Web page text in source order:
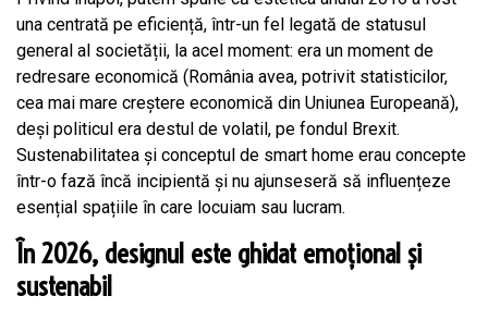
una centrată pe eficiență, într-un fel legată de statusul
general al societății, la acel moment: era un moment de
redresare economică (România avea, potrivit statisticilor,
cea mai mare creștere economică din Uniunea Europeană),
deși politicul era destul de volatil, pe fondul Brexit.
Sustenabilitatea și conceptul de smart home erau concepte
într-o fază încă incipientă și nu ajunseseră să influențeze
esențial spațiile în care locuiam sau lucram.
În 2026, designul este ghidat emoțional și
sustenabil